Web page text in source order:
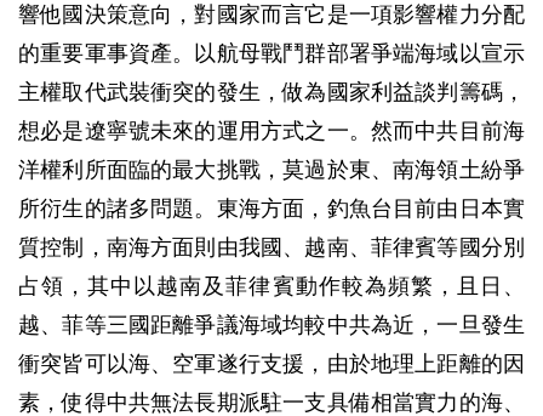
響他國決策意向，對國家而言它是一項影響權力分配
的重要軍事資產。以航母戰鬥群部署爭端海域以宣示
主權取代武裝衝突的發生，做為國家利益談判籌碼，
想必是遼寧號未來的運用方式之一。然而中共目前海
洋權利所面臨的最大挑戰，莫過於東、南海領土紛爭
所衍生的諸多問題。東海方面，釣魚台目前由日本實
質控制，南海方面則由我國、越南、菲律賓等國分別
占領，其中以越南及菲律賓動作較為頻繁，且日、
越、菲等三國距離爭議海域均較中共為近，一旦發生
衝突皆可以海、空軍遂行支援，由於地理上距離的因
素，使得中共無法長期派駐一支具備相當實力的海、